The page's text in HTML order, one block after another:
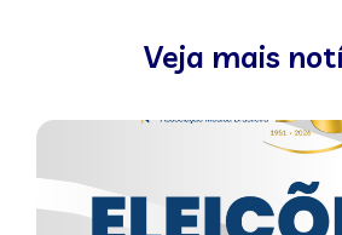
Veja mais